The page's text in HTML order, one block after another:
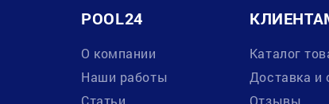
POOL24
О компании
Наши работы
Статьи
Каталог
Доставка и
Отзывы